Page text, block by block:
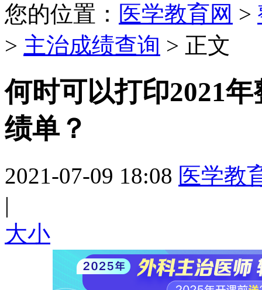
您的位置： 医学教育网 >
> 主治成绩查询 > 正文
何时可以打印2021
绩单？
2021-07-09 18:08 医学教
|
大小